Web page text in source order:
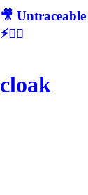
🎥
⚡🕵‍♂
cloak